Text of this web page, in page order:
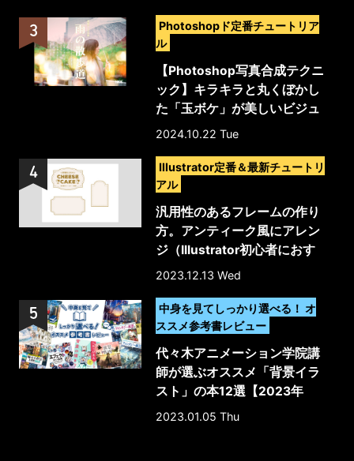
Photoshopド定番チュートリア
ル
【Photoshop写真合成テクニ
ック】キラキラと丸くぼかし
た「玉ボケ」が美しいビジュ
アル表現
2024.10.22 Tue
Illustrator定番＆最新チュートリ
アル
汎用性のあるフレームの作り
方。アンティーク風にアレン
ジ（Illustrator初心者におす
すめ）
2023.12.13 Wed
中身を見てしっかり選べる！ オ
ススメ参考書レビュー
代々木アニメーション学院講
師が選ぶオススメ「背景イラ
スト」の本12選【2023年
版】
2023.01.05 Thu